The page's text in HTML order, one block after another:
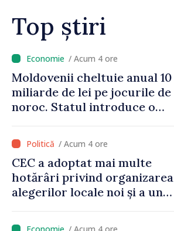
Top știri
/ Acum 3 ore
Energocom: Deficit de
energie electrică în orele de
vârf; consumatorii sunt
/ Acum 4 ore
CEC a adoptat mai multe
hotărâri privind organizarea
alegerilor locale noi și a unui
Delacău, raionul Anenii Noi